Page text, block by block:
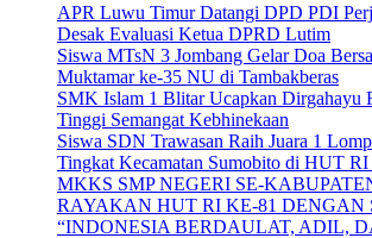
APR Luwu Timur Datangi DPD PDI
Desak Evaluasi Ketua DPRD Lutim
Siswa MTsN 3 Jombang Gelar Doa
Muktamar ke-35 NU di Tambakberas
SMK Islam 1 Blitar Ucapkan Dirgahayu
Tinggi Semangat Kebhinekaan
Siswa SDN Trawasan Raih Juara 1
Tingkat Kecamatan Sumobito di HUT RI
MKKS SMP NEGERI SE-
RAYAKAN HUT RI KE-81 DENGAN
“INDONESIA BERDAULAT, ADIL,